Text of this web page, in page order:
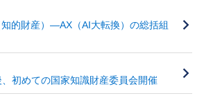
的財産）―AX（AI大転換）の総括組
初めての国家知識財産委員会開催